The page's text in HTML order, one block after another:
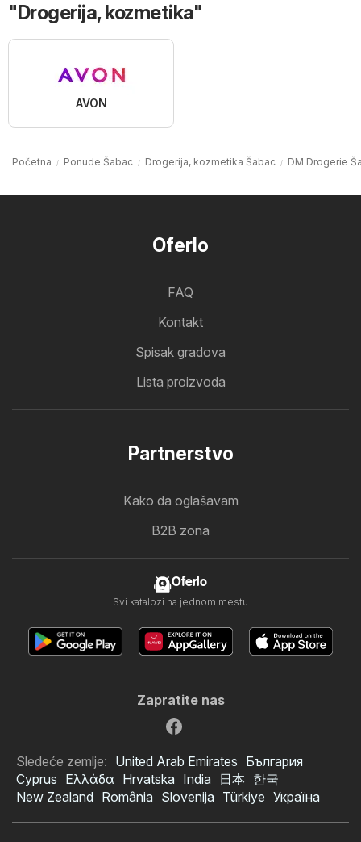
"Drogerija, kozmetika"
AVON
Početna Ponude Šabac Drogerija, kozmetika Šabac DM Drogerie
Oferlo
FAQ
Kontakt
Spisak gradova
Lista proizvoda
Partnerstvo
Kako da oglašavam
B2B zona
Oferlo
Svi katalozi na jednom mestu
Zapratite nas
Sledeće zemlje: United Arab Emirates България
Cyprus Ελλάδα Hrvatska India 日本 한국
New Zealand România Slovenija Türkiye Україна